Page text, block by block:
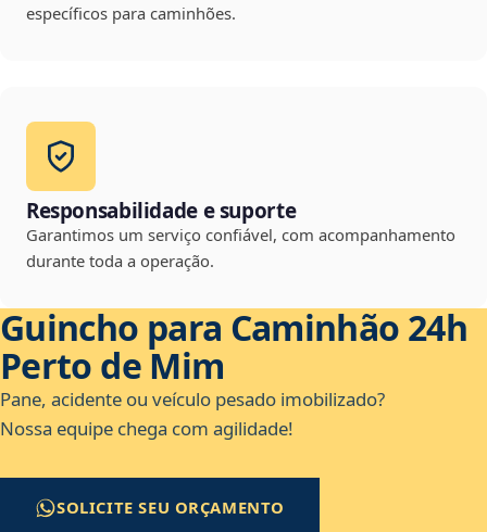
específicos para caminhões.
Responsabilidade e suporte
Garantimos um serviço confiável, com acompanhamento
durante toda a operação.
Guincho para Caminhão 24h
Perto de Mim
Pane, acidente ou veículo pesado imobilizado?
Nossa equipe chega com agilidade!
SOLICITE SEU ORÇAMENTO